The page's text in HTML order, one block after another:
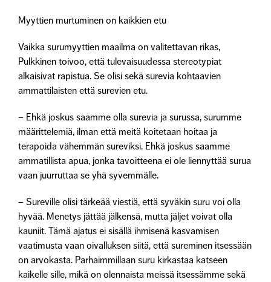
Myyttien murtuminen on kaikkien etu
Vaikka surumyyttien maailma on valitettavan rikas,
Pulkkinen toivoo, että tulevaisuudessa stereotypiat
alkaisivat rapistua. Se olisi sekä surevia kohtaavien
ammattilaisten että surevien etu.
– Ehkä joskus saamme olla surevia ja surussa, surumme
määrittelemiä, ilman että meitä koitetaan hoitaa ja
terapoida vähemmän sureviksi. Ehkä joskus saamme
ammatillista apua, jonka tavoitteena ei ole liennyttää surua
vaan juurruttaa se yhä syvemmälle.
– Sureville olisi tärkeää viestiä, että syväkin suru voi olla
hyvää. Menetys jättää jälkensä, mutta jäljet voivat olla
kauniit. Tämä ajatus ei sisällä ihmisenä kasvamisen
vaatimusta vaan oivalluksen siitä, että sureminen itsessään
on arvokasta. Parhaimmillaan suru kirkastaa katseen
kaikelle sille, mikä on olennaista meissä itsessämme sekä